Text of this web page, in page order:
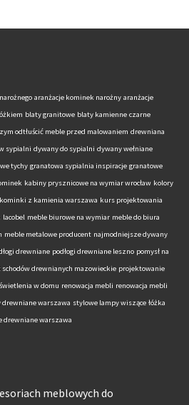
aranżacje kominek narożny aranżacje
blaty granitowe blaty kamienne czarne
odtłuścić meble przed malowaniem drewniana
sypialni dywany do sypialni dywany wełniane
tychy granatowa sypialnia inspiracje granatowe
kabiny prysznicowe na wymiar wrocław kolory
kominki z kamienia warszawa kurs projektowania
lacobel meble biurowe na wymiar meble do biura
meble metalowe producent najmodniejsze dywany
drewniane podłogi drewniane leszno pomysł na
schodów drewnianych mazowieckie projektowanie
w domu renowacja mebli renowacja mebli
drewniane warszawa stylowe lampy wiszące łóżka
drewniane warszawa
meblowych do